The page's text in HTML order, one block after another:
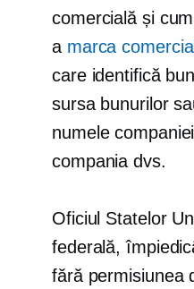
comercială și
a marca
care identifică
sursa bunurilor
numele
compania dvs.
Oficiul Statelor
federală,
fără permisiunea